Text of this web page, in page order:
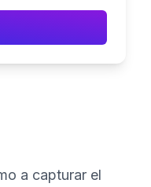
a capturar el